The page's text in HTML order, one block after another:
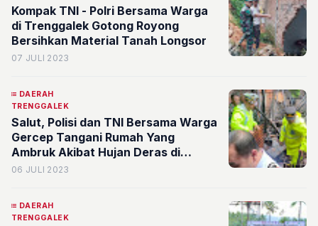
Kompak TNI - Polri Bersama Warga
di Trenggalek Gotong Royong
Bersihkan Material Tanah Longsor
07 JULI 2023
DAERAH
TRENGGALEK
Salut, Polisi dan TNI Bersama Warga
Gercep Tangani Rumah Yang
Ambruk Akibat Hujan Deras di
Trenggalek
06 JULI 2023
DAERAH
TRENGGALEK